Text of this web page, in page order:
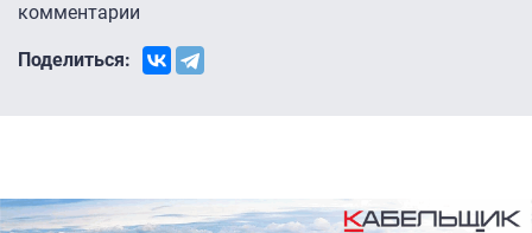
комментарии
Поделиться: